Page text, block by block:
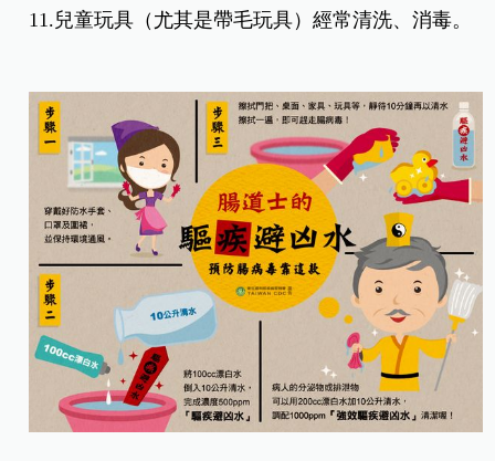
11.兒童玩具（尤其是帶毛玩具）經常清洗、消毒。